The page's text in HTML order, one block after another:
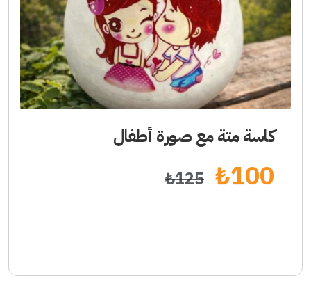
كاسة متة مع صورة أطفال
100
₺
125
₺